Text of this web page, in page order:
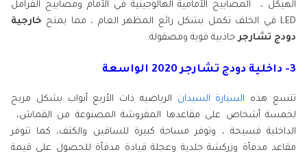
الهيكل ، المصابيح الأمامية الهالوجينية في الأمام ومصابيح الفرامل
LED في الخلف تكمل بشكل رائع المظهر العام ، مما يمنح
خارجية
دودج تشارجر جاذبية قوية ومصقولة.
3- داخلية دودج تشارجر 2020 الواسعة
تتسع هذه السيارة السيدان الرياضيه ذات الأربع أبواب بشكل مريح
لخمسة أشخاص على مقاعدها المفروشة المصنوعة من القماش،
الداخلية فسيحة ، وتوفر مساحة كبيرة للساقين والكتف، كما تتوفر
مقاعد مدفأة وزركشة جلدية وعجلة قيادة مدفأة للحصول على قيمة